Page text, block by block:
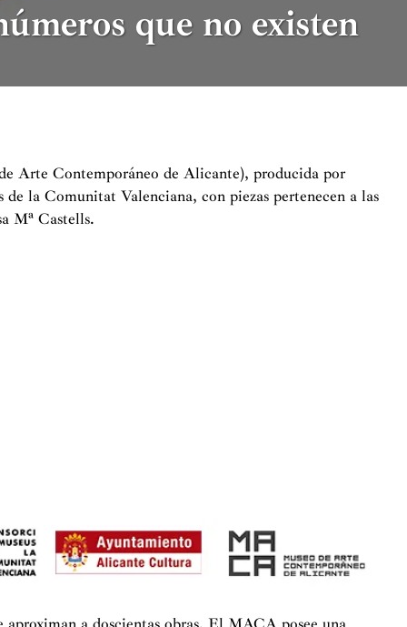
que no existen
Arte Contemporáneo de Alicante), producida por
la Comunitat Valenciana, con piezas pertenecen a las
Mª Castells.